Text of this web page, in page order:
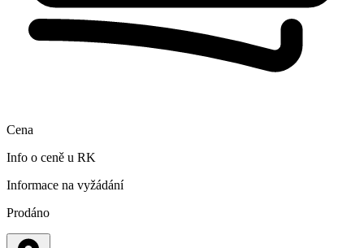
Cena
Info o ceně u RK
Informace na vyžádání
Prodáno